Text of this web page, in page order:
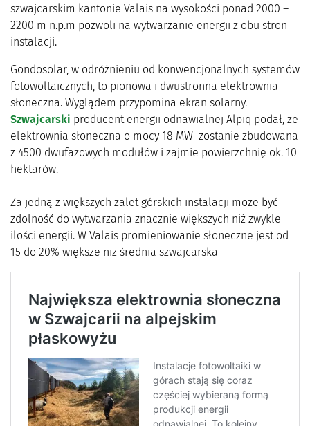
szwajcarskim kantonie Valais na wysokości ponad 2000 –
2200 m n.p.m pozwoli na wytwarzanie energii z obu stron
instalacji.
Gondosolar, w odróżnieniu od konwencjonalnych systemów
fotowoltaicznych, to pionowa i dwustronna elektrownia
słoneczna. Wyglądem przypomina ekran solarny.
Szwajcarski producent energii odnawialnej Alpiq podał, że
elektrownia słoneczna o mocy 18 MW zostanie zbudowana
z 4500 dwufazowych modułów i zajmie powierzchnię ok. 10
hektarów.
Za jedną z większych zalet górskich instalacji może być
zdolność do wytwarzania znacznie większych niż zwykle
ilości energii. W Valais promieniowanie słoneczne jest od
15 do 20% większe niż średnia szwajcarska